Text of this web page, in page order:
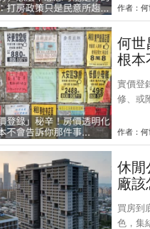
量。 假設在不看其他供給的情況下，只看預售屋轉售戶的供給量，未來將因七月
新上路
三年
9.8 萬
求降低
作者： 何
何世
根本
實價登
修、或
多少，
了之後
高售
賣的新
向走。
作者： 何
休閒
廠該
買房到底要選
色，集